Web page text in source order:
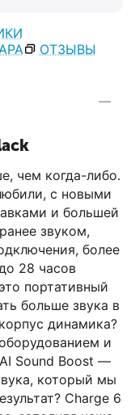
ОТЗЫВЫ
чем когда-либо.
с новыми
и большей
звуком,
более
28 часов
портативный
больше звука в
динамика?
и
Sound Boost —
который мы
Charge 6